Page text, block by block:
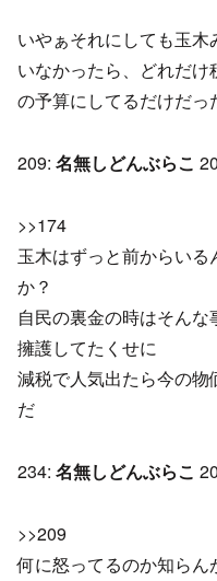
いやぁそれにしても玉
いなかったら、どれだ
の予算にしてるだけだっ
209: 名無しどんぶらこ
>>174
玉木はずっと前からい
か？
自民の裏金の時はそん
擁護してたくせに
減税で人気出たら今の
だ
234: 名無しどんぶらこ
>>209
何に怒ってるのか知ら